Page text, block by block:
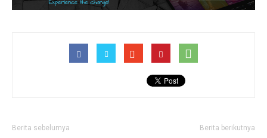
Berita sebelumya Berita berikutnya